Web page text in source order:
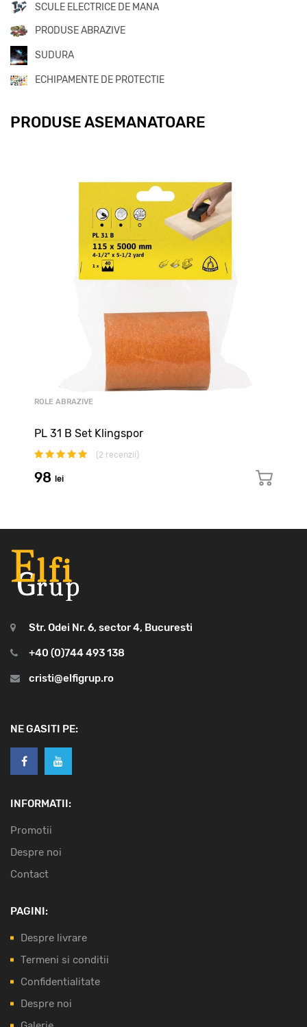
SCULE ELECTRICE DE MANA
PRODUSE ABRAZIVE
SUDURA
ECHIPAMENTE DE PROTECTIE
PRODUSE ASEMANATOARE
ROLE ABRAZIVE
PS 29 F ACT Klingspor
(2 recenzii)
9394
Str. Odei Nr. 6, sector 4, Bucuresti
+40 (0)744 493 138
cristi@elfigrup.ro
NE GASITI PE:
INFORMATII:
Promotii
Despre noi
Contact
PAGINI:
Despre livrare
Termeni si conditii
Confidentialitate
Despre noi